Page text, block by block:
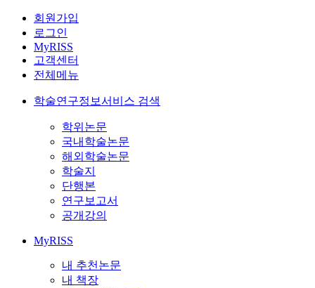
회원가입
로그인
MyRISS
고객센터
전체메뉴
학술연구정보서비스 검색
학위논문
국내학술논문
해외학술논문
학술지
단행본
연구보고서
공개강의
MyRISS
내 추천논문
내 책장